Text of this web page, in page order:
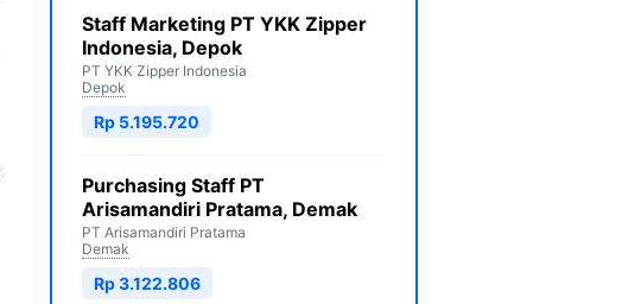
Staff Marketing PT YKK Zipper
Indonesia, Depok
PT YKK Zipper Indonesia
Depok
Rp 5.195.720
Purchasing Staff PT
Arisamandiri Pratama, Demak
PT Arisamandiri Pratama
Demak
Rp 3.122.806